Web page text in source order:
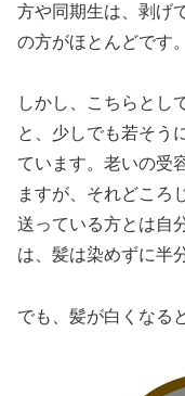
方や同期生は、剥げ
の方がほとんどです。
しかし、こちらとし
と、少しでも若そう
ています。老いの受
ますが、それどころ
送っている方とは自
は、髪は染めずに半
でも、髪が白くなる